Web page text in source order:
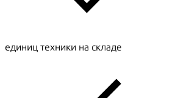
единиц техники на складе